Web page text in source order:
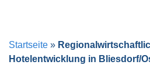
Startseite »
Hotelentwicklung in Bliesdorf/